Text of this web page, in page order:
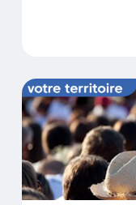
Bulletin vidéo